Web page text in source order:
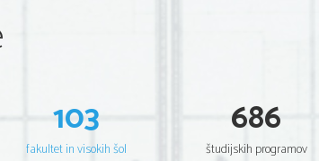
103
fakultet in visokih šol
686
študijskih programov